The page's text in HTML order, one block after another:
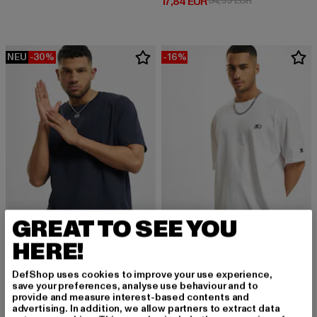
NEU -30%
URBAN CLASSICS
15,99 EUR
Derzeitiger Preis: 15,99 EUR
22,99 EURAktionspreis: 22,99 EUR
-16%
20,99 EUR
Derzeitiger Preis: 20,99 EUR
24,99 EURAktionspreis:
GREAT TO SEE YOU
HERE!
DefShop uses cookies to improve your use experience,
save your preferences, analyse use behaviour and to
provide and measure interest-based contents and
advertising. In addition, we allow partners to extract data